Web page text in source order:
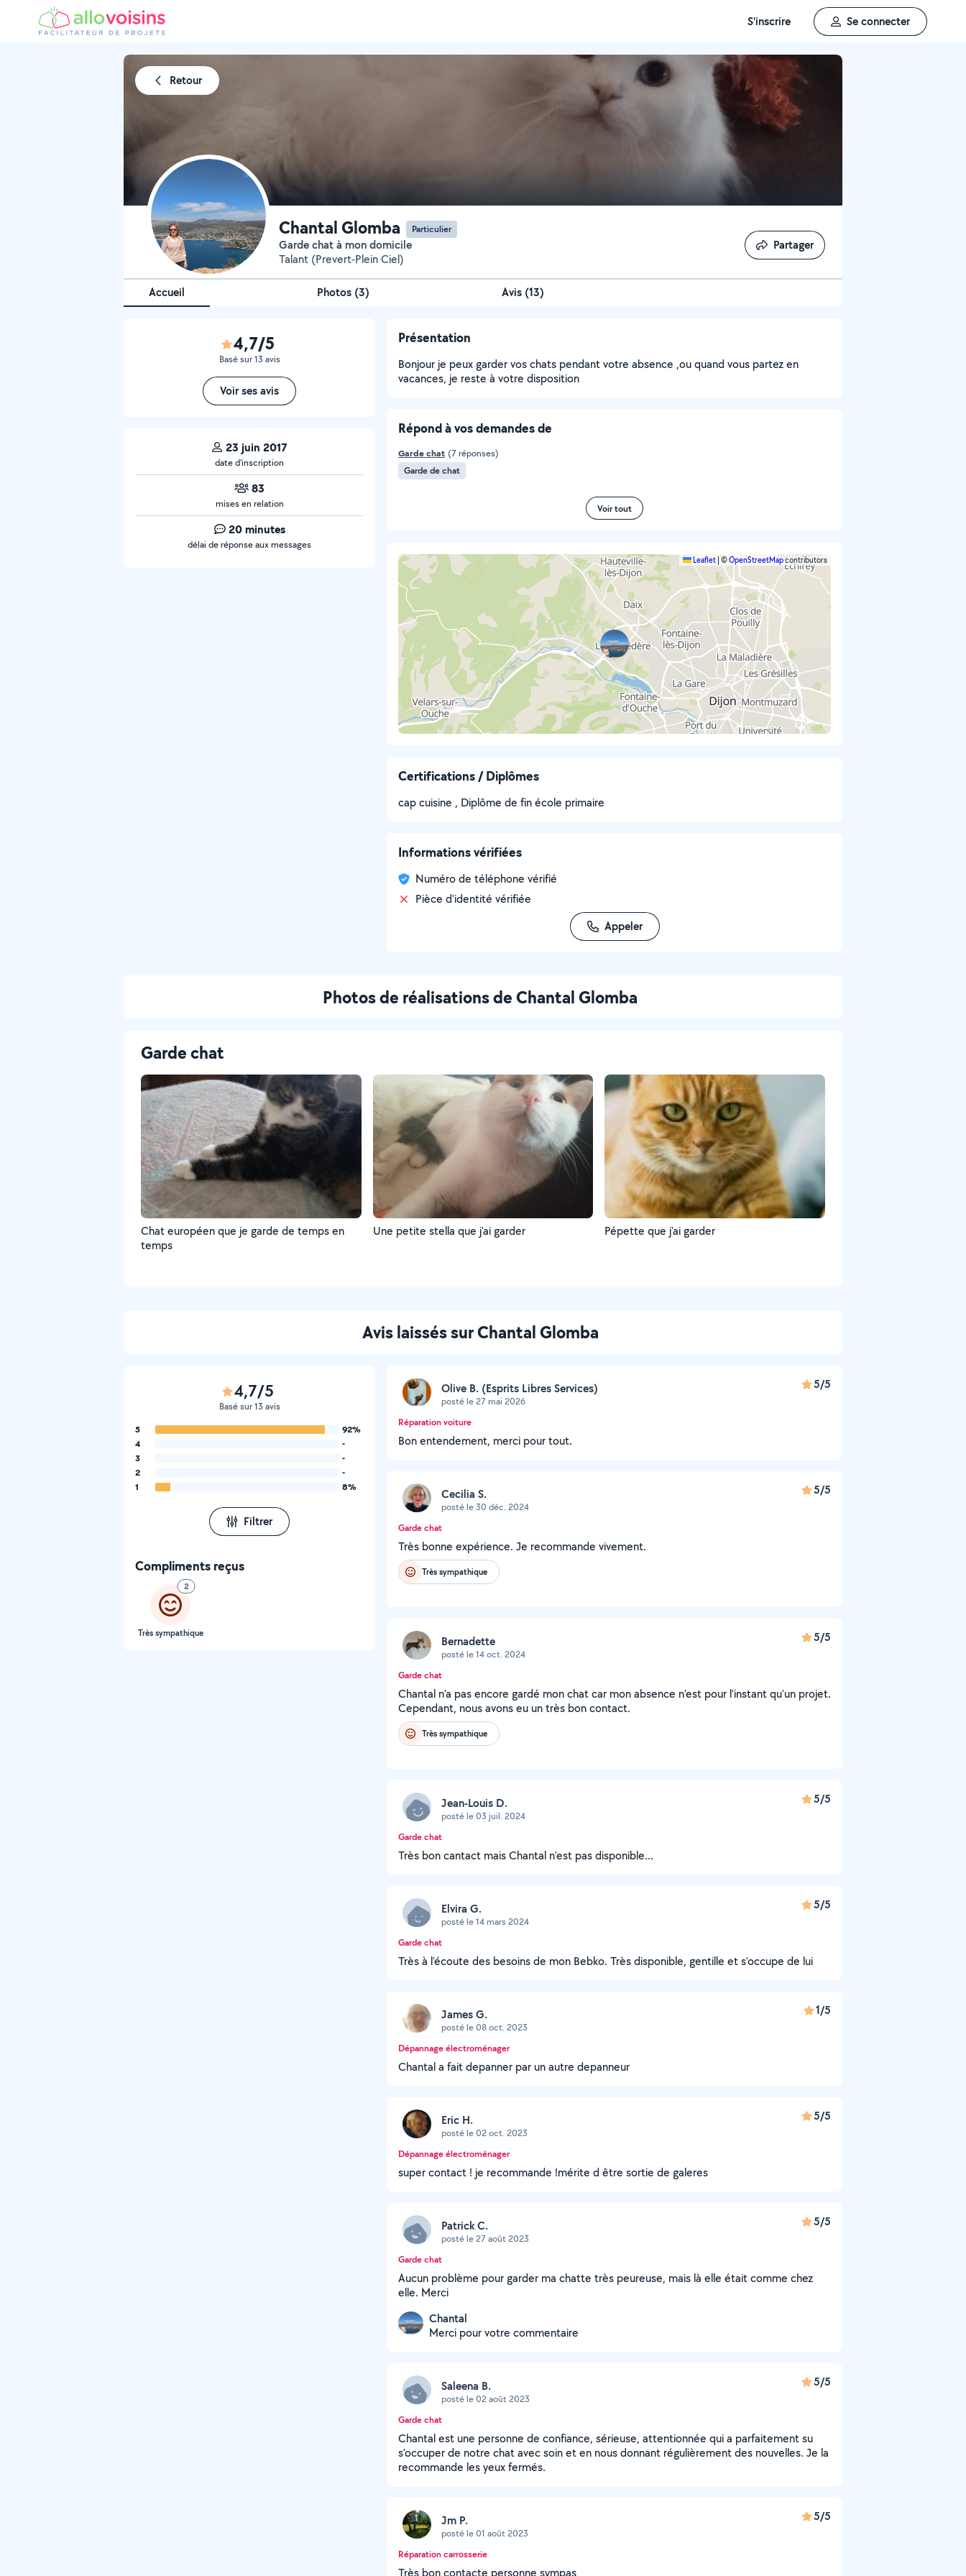
S'inscrire Se connecter
Retour
Chantal Glomba Particulier
Garde chat à mon domicile
Talant (Prevert-Plein Ciel)
Partager
Partager
Accueil Photos (3) Avis (13)
4,7/5
Basé sur 13 avis
Voir ses avis
23 juin 2017
date d’inscription
83
mises en relation
20 minutes
délai de réponse aux messages
Présentation
Bonjour je peux garder vos chats pendant votre absence ,ou quand vous partez en
vacances, je reste à votre disposition
Répond à vos demandes de
Garde chat (7 réponses)
Garde de chat
Voir tout
Leaflet ©OpenStreetMapcontributors
Certifications / Diplômes
cap cuisine , Diplôme de fin école primaire
Informations vérifiées
Numéro de téléphone vérifié
Pièce d'identité vérifiée
Appeler
Photos de réalisations de Chantal Glomba
Garde chat
Chat européen que je garde de temps en
temps
Une petite stella que j'ai garder Pépette que j'ai garder
Avis laissés sur Chantal Glomba
4,7/5
Basé sur 13 avis
5
92%
4
-
3
-
2
-
1
8%
Filtrer
Compliments reçus
2
Très sympathique
Olive B. (Esprits Libres Services)
posté le 27 mai 2026
5/5
Réparation voiture
Bon entendement, merci pour tout.
Cecilia S.
posté le 30 déc. 2024
5/5
Garde chat
Très bonne expérience. Je recommande vivement.
Très sympathique
Bernadette
posté le 14 oct. 2024
5/5
Garde chat
Chantal n’a pas encore gardé mon chat car mon absence n’est pour l’instant qu'un projet.
Cependant, nous avons eu un très bon contact.
Très sympathique
Jean-Louis D.
posté le 03 juil. 2024
5/5
Garde chat
Très bon cantact mais Chantal n'est pas disponible...
Elvira G.
posté le 14 mars 2024
5/5
Garde chat
Très à l’écoute des besoins de mon Bebko. Très disponible, gentille et s’occupe de lui
James G.
posté le 08 oct. 2023
1/5
Dépannage électroménager
Chantal a fait depanner par un autre depanneur
Eric H.
posté le 02 oct. 2023
5/5
Dépannage électroménager
super contact ! je recommande !mérite d être sortie de galeres
Patrick C.
posté le 27 août 2023
5/5
Garde chat
Aucun problème pour garder ma chatte très peureuse, mais là elle était comme chez
elle. Merci
Chantal
Merci pour votre commentaire
Saleena B.
posté le 02 août 2023
5/5
Garde chat
Chantal est une personne de confiance, sérieuse, attentionnée qui a parfaitement su
s’occuper de notre chat avec soin et en nous donnant régulièrement des nouvelles. Je la
recommande les yeux fermés.
Jm P.
posté le 01 août 2023
5/5
Réparation carrosserie
Très bon contacte personne sympas